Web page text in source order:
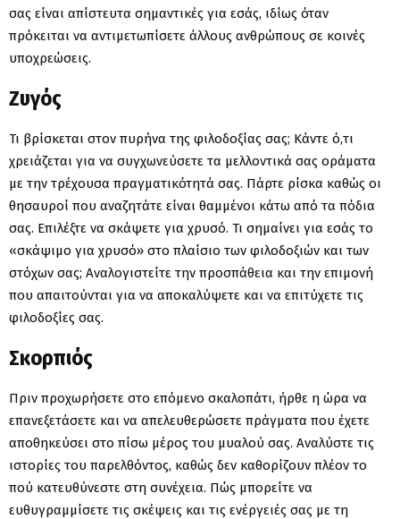
σας είναι απίστευτα σημαντικές για εσάς, ιδίως όταν
πρόκειται να αντιμετωπίσετε άλλους ανθρώπους σε κοινές
υποχρεώσεις.
Ζυγός
Τι βρίσκεται στον πυρήνα της φιλοδοξίας σας; Κάντε ό,τι
χρειάζεται για να συγχωνεύσετε τα μελλοντικά σας οράματα
με την τρέχουσα πραγματικότητά σας. Πάρτε ρίσκα καθώς οι
θησαυροί που αναζητάτε είναι θαμμένοι κάτω από τα πόδια
σας. Επιλέξτε να σκάψετε για χρυσό. Τι σημαίνει για εσάς το
«σκάψιμο για χρυσό» στο πλαίσιο των φιλοδοξιών και των
στόχων σας; Αναλογιστείτε την προσπάθεια και την επιμονή
που απαιτούνται για να αποκαλύψετε και να επιτύχετε τις
φιλοδοξίες σας.
Σκορπιός
Πριν προχωρήσετε στο επόμενο σκαλοπάτι, ήρθε η ώρα να
επανεξετάσετε και να απελευθερώσετε πράγματα που έχετε
αποθηκεύσει στο πίσω μέρος του μυαλού σας. Αναλύστε τις
ιστορίες του παρελθόντος, καθώς δεν καθορίζουν πλέον το
πού κατευθύνεστε στη συνέχεια. Πώς μπορείτε να
ευθυγραμμίσετε τις σκέψεις και τις ενέργειές σας με τη